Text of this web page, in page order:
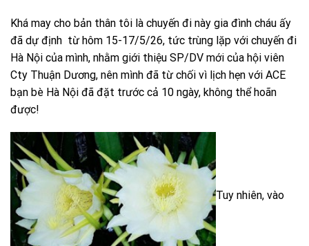
Khá may cho bản thân tôi là chuyến đi này gia đình cháu ấy
đã dự định từ hôm 15-17/5/26, tức trùng lặp với chuyến đi
Hà Nội của mình, nhằm giới thiệu SP/DV mới của hội viên
Cty Thuận Dương, nên mình đã từ chối vì lịch hẹn với ACE
bạn bè Hà Nội đã đặt trước cả 10 ngày, không thể hoãn
được!
Tuy nhiên, vào